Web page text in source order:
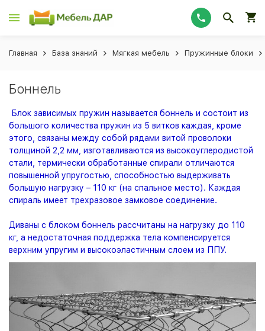
Главная База знаний Мягкая мебель Пружинные блоки
Боннель
Блок зависимых пружин называется боннель и состоит из
большого количества пружин из 5 витков каждая, кроме
этого, связаны между собой рядами витой проволоки
толщиной 2,2 мм, изготавливаются из высокоуглеродистой
стали, термически обработанные спирали отличаются
повышенной упругостью, способностью выдерживать
большую нагрузку – 110 кг (на спальное место). Каждая
спираль имеет трехразовое замковое соединение.
Диваны с блоком боннель рассчитаны на нагрузку до 110
кг, а недостаточная поддержка тела компенсируется
верхним упругим и высокоэластичным слоем из ППУ.